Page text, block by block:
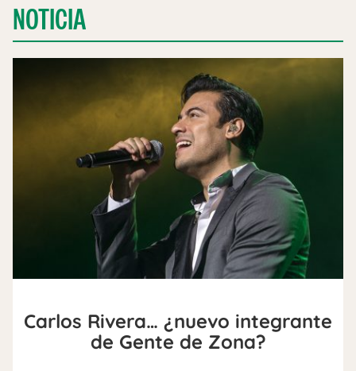
NOTICIA
Carlos Rivera… ¿nuevo integrante
de Gente de Zona?